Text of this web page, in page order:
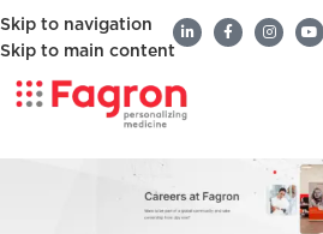
Skip to navigation
Skip to main content